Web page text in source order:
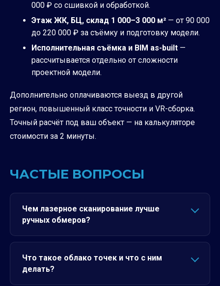
000 ₽ со сшивкой и обработкой.
Этаж ЖК, БЦ, склад 1 000–3 000 м² — от 90 000
до 220 000 ₽ за съёмку и подготовку модели.
Исполнительная съёмка и BIM as-built —
рассчитывается отдельно от сложности
проектной модели.
Дополнительно оплачиваются выезд в другой
регион, повышенный класс точности и VR-сборка.
Точный расчёт под ваш объект — на калькуляторе
стоимости за 2 минуты.
ЧАСТЫЕ ВОПРОСЫ
Чем лазерное сканирование лучше
ручных обмеров?
Что такое облако точек и что с ним
делать?